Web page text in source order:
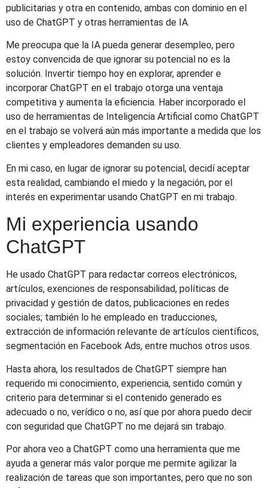
publicitarias y otra en contenido, ambas con dominio en el
uso de ChatGPT y otras herramientas de IA.
Me preocupa que la IA pueda generar desempleo, pero
estoy convencida de que ignorar su potencial no es la
solución. Invertir tiempo hoy en explorar, aprender e
incorporar ChatGPT en el trabajo otorga una ventaja
competitiva y aumenta la eficiencia. Haber incorporado el
uso de herramientas de Inteligencia Artificial como ChatGPT
en el trabajo se volverá aún más importante a medida que los
clientes y empleadores demanden su uso.
En mi caso, en lugar de ignorar su potencial, decidí aceptar
esta realidad, cambiando el miedo y la negación, por el
interés en experimentar usando ChatGPT en mi trabajo.
Mi experiencia usando
ChatGPT
He usado ChatGPT para redactar correos electrónicos,
artículos, exenciones de responsabilidad, políticas de
privacidad y gestión de datos, publicaciones en redes
sociales; también lo he empleado en traducciones,
extracción de información relevante de artículos científicos,
segmentación en Facebook Ads, entre muchos otros usos.
Hasta ahora, los resultados de ChatGPT siempre han
requerido mi conocimiento, experiencia, sentido común y
criterio para determinar si el contenido generado es
adecuado o no, verídico o no, así que por ahora puedo decir
con seguridad que ChatGPT no me dejará sin trabajo.
Por ahora veo a ChatGPT como una herramienta que me
ayuda a generar más valor porque me permite agilizar la
realización de tareas que son importantes, pero que no son